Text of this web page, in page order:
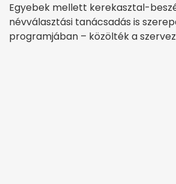
Egyebek mellett kerekasztal-
névválasztási tanácsadás is
programjában – közölték a